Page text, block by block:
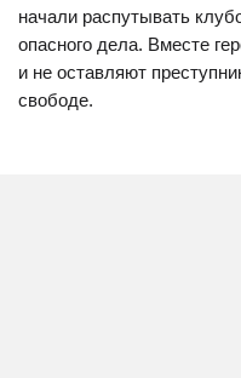
начали распутывать
опасного дела. Вместе
и не оставляют
свободе.